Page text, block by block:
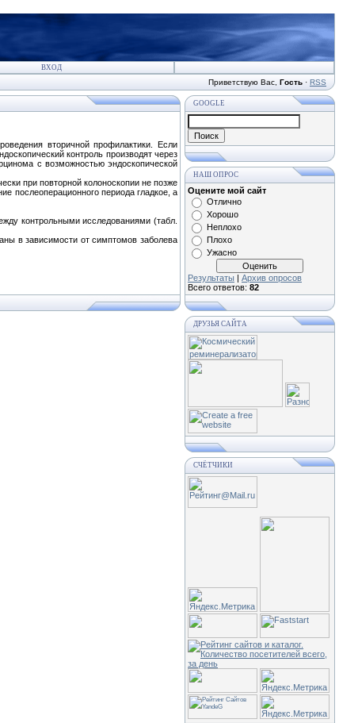
ВХОД
Приветствую Вас Гость · RSS
вторичной профилактики. Если
контроль производят через
с возможностью эндоскопической
при повторной колоноскопии не позже
послеоперационного периода гладкое, а
контрольными исследованиями (табл.
в зависимости от симптомов заболева
GOOGLE
НАШ ОПРОС
Оцените мой сайт
Отлично
Хорошо
Неплохо
Плохо
Ужасно
Результаты | Архив опросов
Всего ответов: 82
ДРУЗЬЯ САЙТА
СЧЁТЧИКИ